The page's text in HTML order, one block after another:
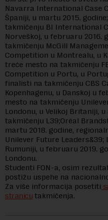
Navarra International Case
Španiji, u martu 2015.
takmičenju BI International
Norveškoj, u februaru 2016.
takmičenju McGill
Competition u Montrealu, u
treće mesto na takmičenju
Competition u Portu, u
finalisti na takmičenju CBS
Kopenhagenu, u Danskoj u
mesto na takmičenju
Londonu, u Velikoj Britaniji,
takmičenju L39;Oréal
martu 2018. godine,
Unilever Future Leaders&39;
Rumuniji, u februaru 2019.
Londonu.
Studenti FON-a, osim
postižu uspehe na
Za više informacija posetiti
stranicu takmičenja.